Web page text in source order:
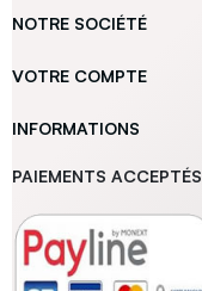
NOTRE SOCIÉTÉ
VOTRE COMPTE
INFORMATIONS
PAIEMENTS ACCEPTÉS